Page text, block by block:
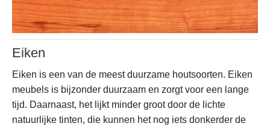
Eiken
Eiken is een van de meest duurzame houtsoorten. Eiken
meubels is bijzonder duurzaam en zorgt voor een lange
tijd. Daarnaast, het lijkt minder groot door de lichte
natuurlijke tinten, die kunnen het nog iets donkerder de